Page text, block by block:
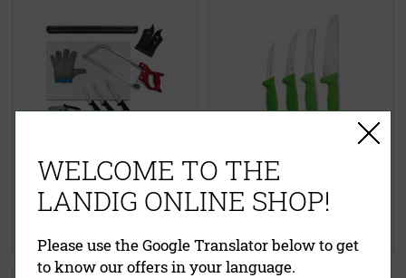
300,00 €
inklusive MwSt.exkl.
Versandkosten
60,00 €
inklusive MwSt.exkl.
Versandkosten
WELCOME TO THE
LANDIG ONLINE SHOP!
Please use the Google Translator below to get
to know our offers in your language.